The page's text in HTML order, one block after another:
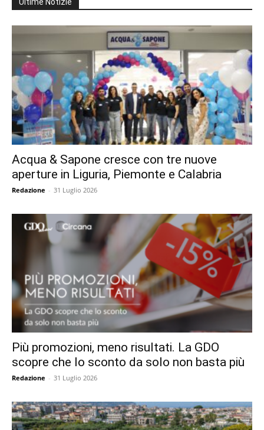
Ultime Notizie
Acqua & Sapone cresce con tre nuove
aperture in Liguria, Piemonte e Calabria
Redazione - 31 Luglio 2026
Più promozioni, meno risultati. La GDO
scopre che lo sconto da solo non basta più
Redazione - 31 Luglio 2026